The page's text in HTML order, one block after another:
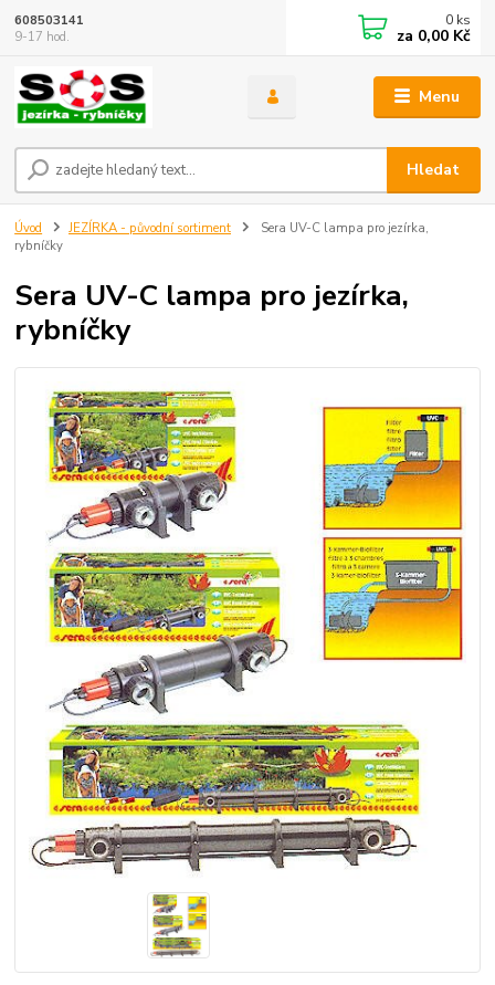
Menu
Hledat
608503141
9-17 hod.
0 ks
za 0,00 Kč
Úvod JEZÍRKA - původní sortiment
Sera UV-C lampa pro jezírka,
rybníčky
Sera UV-C lampa pro jezírka,
rybníčky